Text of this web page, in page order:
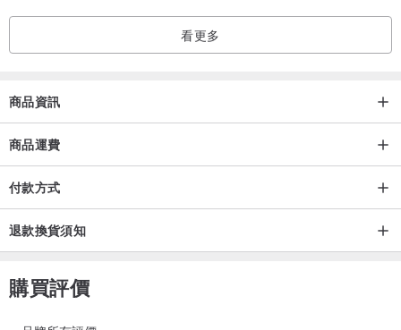
看更多
商品資訊
商品運費
付款方式
退款換貨須知
購買評價